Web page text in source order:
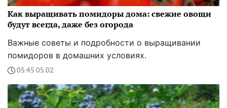
Как выращивать помидоры дома: свежие овощи
будут всегда, даже без огорода
Важные советы и подробности о выращивании
помидоров в домашних условиях.
05:45 05.02